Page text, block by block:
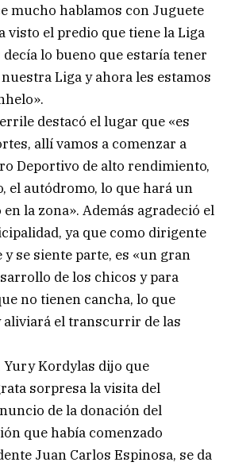
mucho hablamos con Juguete
visto el predio que tiene la Liga
decía lo bueno que estaría tener
Liga y ahora les estamos
destacó el lugar que «es
allí vamos a comenzar a
Deportivo de alto rendimiento,
el autódromo, lo que hará un
la zona». Además agradeció el
ya que como dirigente
se siente parte, es «un gran
de los chicos y para
no tienen cancha, lo que
aliviará el transcurrir de las
Kordylas dijo que
sorpresa la visita del
de la donación del
que había comenzado
Juan Carlos Espinosa, se da